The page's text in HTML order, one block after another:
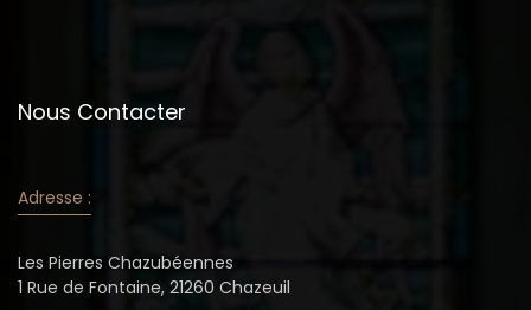
Nous Contacter
Adresse :
Les Pierres Chazubéennes
1 Rue de Fontaine, 21260 Chazeuil